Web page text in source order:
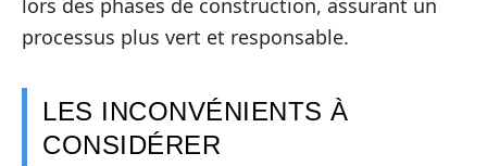
processus plus vert et responsable.
LES INCONVÉNIENTS À
CONSIDÉRER